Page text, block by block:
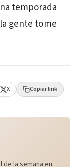
temporada
gente tome
X Copiar link
la semana en